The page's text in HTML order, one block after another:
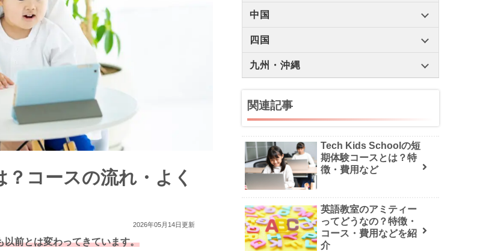
コースの流れ・よく
2026年05月14日更新
以前とは変わってきています。
中国
四国
九州・沖縄
関連記事
Tech Kids Schoolの短
期体験コースとは？特
徴・費用など
英語教室のアミティー
ってどうなの？特徴・
コース・費用などを紹
介